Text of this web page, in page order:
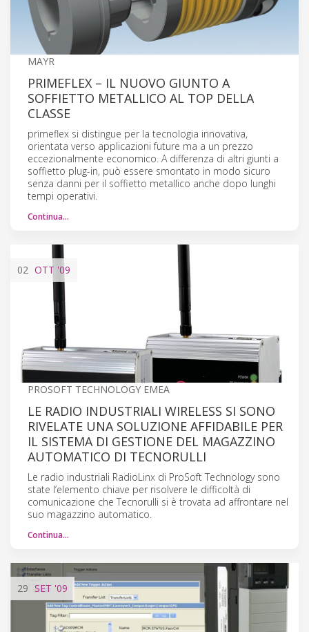
MAYR
PRIMEFLEX – IL NUOVO GIUNTO A
SOFFIETTO METALLICO AL TOP DELLA
CLASSE
primeflex si distingue per la tecnologia innovativa,
orientata verso applicazioni future ma a un prezzo
eccezionalmente economico. A differenza di altri giunti a
soffietto plug-in, può essere smontato in modo sicuro
senza danni per il soffietto metallico anche dopo lunghi
tempi operativi.
Continua…
02 OTT '09
PROSOFT TECHNOLOGY EMEA
LE RADIO INDUSTRIALI WIRELESS SI SONO
RIVELATE UNA SOLUZIONE AFFIDABILE PER
IL SISTEMA DI GESTIONE DEL MAGAZZINO
AUTOMATICO DI TECNORULLI
Le radio industriali RadioLinx di ProSoft Technology sono
state l’elemento chiave per risolvere le difficoltà di
comunicazione che Tecnorulli si è trovata ad affrontare nel
suo magazzino automatico.
Continua…
29 SET '09